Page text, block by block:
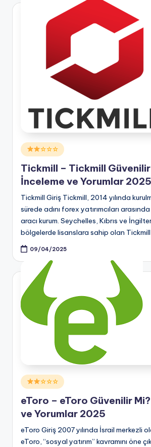
Posted
in
☆☆☆
Tickmill – Tickmill Güvenilir
İnceleme ve Yorumlar 2025
Tickmill Giriş Tickmill, 2014 yılında
sürede adını forex yatırımcıları
aracı kurum. Seychelles, Kıbrıs ve
bölgelerde lisanslara sahip olan
09/04/2025
Posted
in
☆☆☆
eToro – eToro Güvenilir
ve Yorumlar 2025
eToro Giriş 2007 yılında İsrail merkezli
eToro, “sosyal yatırım” kavramını öne